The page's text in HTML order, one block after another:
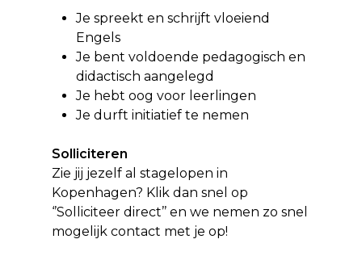
Je spreekt en schrijft vloeiend
Engels
Je bent voldoende pedagogisch en
didactisch aangelegd
Je hebt oog voor leerlingen
Je durft initiatief te nemen
Solliciteren
Zie jij jezelf alstagelopen in
Kopenhagen? Klik dan snel op
‘’Solliciteer direct’’ en we nemen zo snel
mogelijk contact met je op!